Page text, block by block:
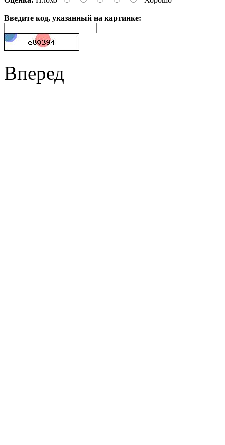
Введите код, указанный на картинке:
Вперед